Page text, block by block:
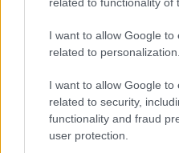
I want to allow Google to
related to personalization.
I want to allow Google to
related to security,
functionality and fraud
user protection.